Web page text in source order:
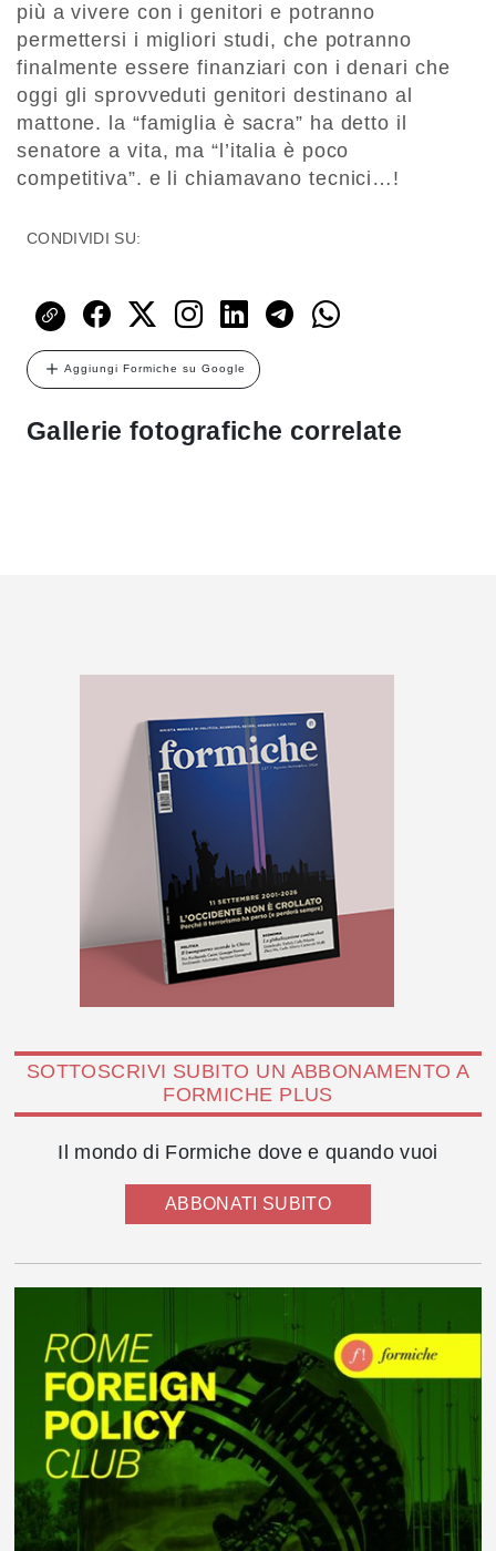
più a vivere con i genitori e potranno
permettersi i migliori studi, che potranno
finalmente essere finanziari con i denari che
oggi gli sprovveduti genitori destinano al
mattone. la “famiglia è sacra” ha detto il
senatore a vita, ma “l’italia è poco
competitiva”. e li chiamavano tecnici…!
CONDIVIDI SU:
Aggiungi Formiche su Google
Gallerie fotografiche correlate
SOTTOSCRIVI SUBITO UN ABBONAMENTO A
FORMICHE PLUS
Il mondo di Formiche dove e quando vuoi
ABBONATI SUBITO